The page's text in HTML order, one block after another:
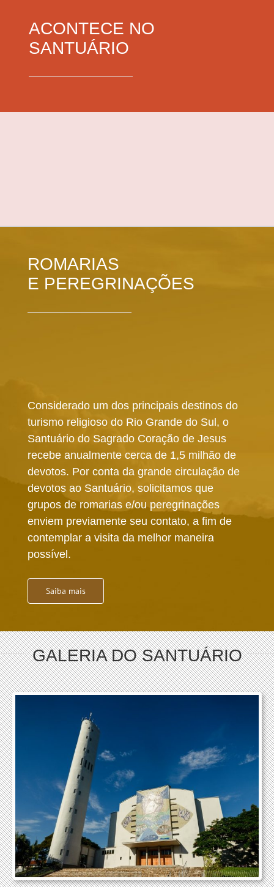
ACONTECE NO
SANTUÁRIO
ROMARIAS
E PEREGRINAÇÕES
Considerado um dos principais destinos do
turismo religioso do Rio Grande do Sul, o
Santuário do Sagrado Coração de Jesus
recebe anualmente cerca de 1,5 milhão de
devotos. Por conta da grande circulação de
devotos ao Santuário, solicitamos que
grupos de romarias e/ou peregrinações
enviem previamente seu contato, a fim de
contemplar a visita da melhor maneira
possível.
Saiba mais
GALERIA DO SANTUÁRIO